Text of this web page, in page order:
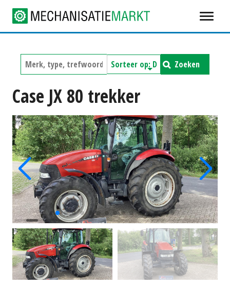
Zoeken
Case JX 80 trekker